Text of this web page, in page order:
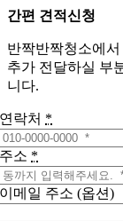
간편 견적신청
반짝반짝청소에
추가 전달하실 부
니다.
연락처 *
주소 *
이메일 주소 (옵션)